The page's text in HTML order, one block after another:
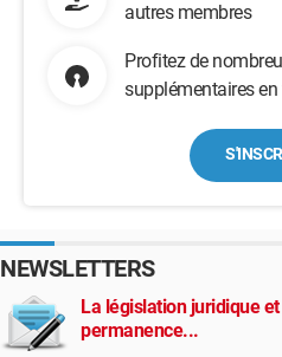
autres membres
Profitez de
supplémentaires
NEWSLETTERS
La législation juridique
permanence...